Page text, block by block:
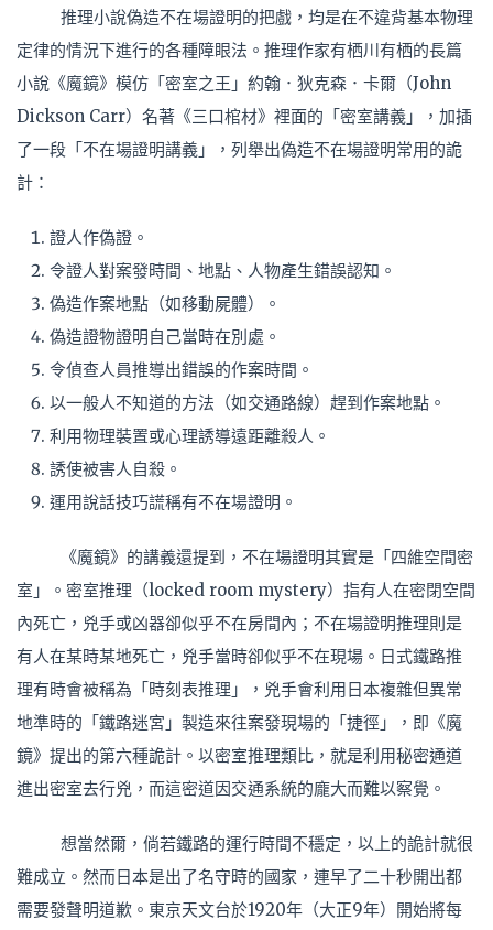
推理小說偽造不在場證明的把戲，均是在不違背基本物理
定律的情況下進行的各種障眼法。推理作家有栖川有栖的長篇
小說《魔鏡》模仿「密室之王」約翰．狄克森．卡爾（John
Dickson Carr）名著《三口棺材》裡面的「密室講義」，加插
了一段「不在場證明講義」，列舉出偽造不在場證明常用的詭
計：
證人作偽證。
令證人對案發時間、地點、人物產生錯誤認知。
偽造作案地點（如移動屍體）。
偽造證物證明自己當時在別處。
令偵查人員推導出錯誤的作案時間。
以一般人不知道的方法（如交通路線）趕到作案地點。
利用物理裝置或心理誘導遠距離殺人。
誘使被害人自殺。
運用說話技巧謊稱有不在場證明。
《魔鏡》的講義還提到，不在場證明其實是「四維空間密
室」。密室推理（locked room mystery）指有人在密閉空間
內死亡，兇手或凶器卻似乎不在房間內；不在場證明推理則是
有人在某時某地死亡，兇手當時卻似乎不在現場。日式鐵路推
理有時會被稱為「時刻表推理」，兇手會利用日本複雜但異常
地準時的「鐵路迷宮」製造來往案發現場的「捷徑」，即《魔
鏡》提出的第六種詭計。以密室推理類比，就是利用秘密通道
進出密室去行兇，而這密道因交通系統的龐大而難以察覺。
想當然爾，倘若鐵路的運行時間不穩定，以上的詭計就很
難成立。然而日本是出了名守時的國家，連早了二十秒開出都
需要發聲明道歉。東京天文台於1920年（大正9年）開始將每